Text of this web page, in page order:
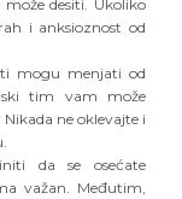
desiti. Ukoliko
i anksioznost od
mogu menjati od
tim vam može
ne oklevajte i
da se osećate
važan. Međutim,